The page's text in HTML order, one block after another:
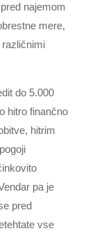
najemom
mere,
do 5.000
hitro finančno
hitrim
pa je
pred
vse